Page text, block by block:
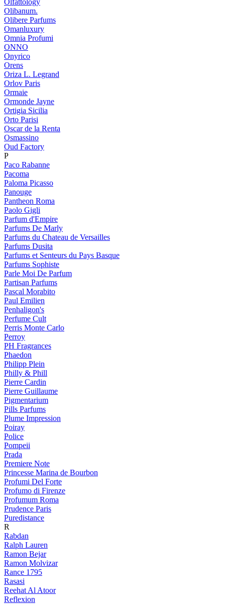
Olfattology
Olibanum.
Olibere Parfums
Omanluxury
Omnia Profumi
ONNO
Onyrico
Orens
Oriza L. Legrand
Orlov Paris
Ormaie
Ormonde Jayne
Ortigia Sicilia
Orto Parisi
Oscar de la Renta
Osmassino
Oud Factory
P
Paco Rabanne
Pacoma
Paloma Picasso
Panouge
Pantheon Roma
Paolo Gigli
Parfum d'Empire
Parfums De Marly
Parfums du Chateau de Versailles
Parfums Dusita
Parfums et Senteurs du Pays Basque
Parfums Sophiste
Parle Moi De Parfum
Partisan Parfums
Pascal Morabito
Paul Emilien
Penhaligon's
Perfume Cult
Perris Monte Carlo
Perroy
PH Fragrances
Phaedon
Philipp Plein
Philly & Phill
Pierre Cardin
Pierre Guillaume
Pigmentarium
Pills Parfums
Plume Impression
Poiray
Police
Pompeii
Prada
Premiere Note
Princesse Marina de Bourbon
Profumi Del Forte
Profumo di Firenze
Profumum Roma
Prudence Paris
Puredistance
R
Rabdan
Ralph Lauren
Ramon Bejar
Ramon Molvizar
Rance 1795
Rasasi
Reehat Al Atoor
Reflexion